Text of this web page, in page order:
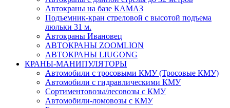
Автокраны на базе КАМАЗ
Подъемник-кран стреловой с высотой подъема
люльки 31 м.
Автокраны Ивановец
АВТОКРАНЫ ZOOMLION
АВТОКРАНЫ LIUGONG
КРАНЫ-МАНИПУЛЯТОРЫ
Автомобили с тросовыми КМУ (Тросовые КМУ)
Автомобили с гидравлическими КМУ
Сортиментовозы/лесовозы с КМУ
Автомобили-ломовозы с КМУ